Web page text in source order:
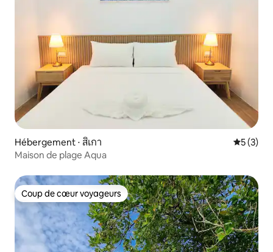
Hébergement ⋅ สิเกา
5 (3)
Maison de plage Aqua
Coup de cœur voyageurs
Coup de cœur voyageurs